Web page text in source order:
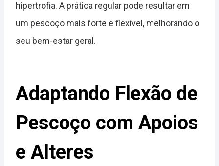
hipertrofia. A prática regular pode resultar em
um pescoço mais forte e flexível, melhorando o
seu bem-estar geral.
Adaptando Flexão de
Pescoço com Apoios
e Alteres